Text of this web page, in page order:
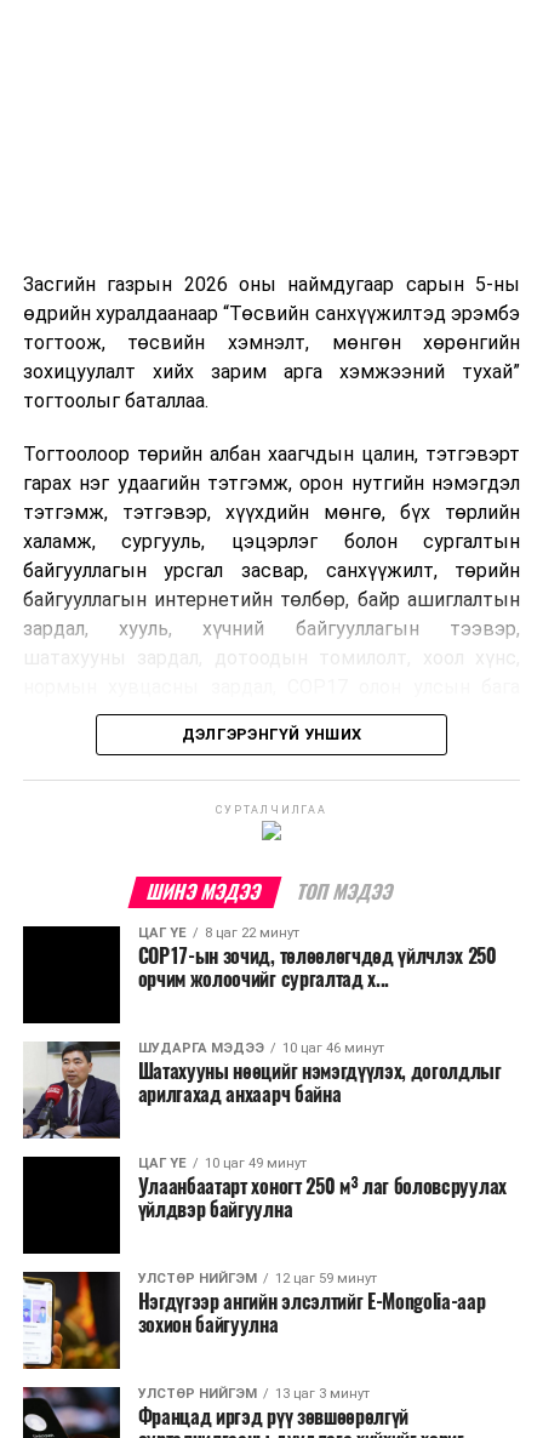
Шинэ хууль Францын зах зээлд үйлчилдэг гадаадын
дуудлагын төвүүдэд нөлөөлөхөөр байна. Тухайлбал,
Мароккогийн дуудлагын төвүүдийн орлогын 80 гаруй
хувь Францын зах зээлээс бүрддэг бөгөөд тус улсын
40–50 мянган ажлын байр эрсдэлд орж болзошгүйг
Засгийн газрын 2026 оны наймдугаар сарын 5-ны
өдрийн хуралдаанаар “Төсвийн санхүүжилтэд эрэмбэ
тогтоож, төсвийн хэмнэлт, мөнгөн хөрөнгийн
зохицуулалт хийх зарим арга хэмжээний тухай”
тогтоолыг баталлаа.
Тогтоолоор төрийн албан хаагчдын цалин, тэтгэвэрт
гарах нэг удаагийн тэтгэмж, орон нутгийн нэмэгдэл
тэтгэмж, тэтгэвэр, хүүхдийн мөнгө, бүх төрлийн
халамж, сургууль, цэцэрлэг болон сургалтын
байгууллагын урсгал засвар, санхүүжилт, төрийн
байгууллагын интернетийн төлбөр, байр ашиглалтын
зардал, хууль, хүчний байгууллагын тээвэр,
хурлын зардал, Засгийн газрын өр, орон нутгийн нөөц
хөрөнгийн санхүүжилтийг хэвийн үргэлжлүүлэхээр
шийдвэрлэжээ.
Харин дараах зардлыг хязгаарлахаар болсон байна.
шийдвэртэйгээс бусад хурал, зөвлөгөөн, ой,
тэмдэглэлт өдөр, найр наадам, соёлын арга
Урьдчилан төлөвлөсөн төрийн өндөр албан
тушаалтны томилолтоос бусад гадаад
томилолт, гадаадын зочин хүлээн авах зардал;
Зайлшгүй шаардлагагүй тоног төхөөрөмж,
тавилга, автомашин худалдан авах;
Батлан хамгаалах, хууль зүйн салбараас бусад
Хуулиар заавал мэдээлэхээс бусад кино,
контент, хэвлэлийн зардал;
Заавал олгохоос бусад тэтгэмж, урамшуулал.
Санхүүгийн хэмнэлтийн горимыг 2026 оны
арванхоёрдугаар сарын 31 хүртэл мөрдөнө. Харин
ДЭЛГЭРЭНГҮЙ УНШИХ
СУРТАЛЧИЛГАА
ШИНЭ МЭДЭЭ ТОП МЭДЭЭ
ЦАГ ҮЕ 8 цаг 22 минут
COP17-ын зочид, төлөөлөгчдөд үйлчлэх 250
орчим жолоочийг сургалтад х...
ШУДАРГА МЭДЭЭ 10 цаг 46 минут
Шатахууны нөөцийг нэмэгдүүлэх, доголдлыг
арилгахад анхаарч байна
ЦАГ ҮЕ 10 цаг 49 минут
Улаанбаатарт хоногт 250 м³ лаг боловсруулах
үйлдвэр байгуулна
УЛСТӨР НИЙГЭМ 12 цаг 59 минут
Нэгдүгээр ангийн элсэлтийг E-Mongolia-аар
зохион байгуулна
УЛСТӨР НИЙГЭМ 13 цаг 3 минут
Францад иргэд рүү зөвшөөрөлгүй